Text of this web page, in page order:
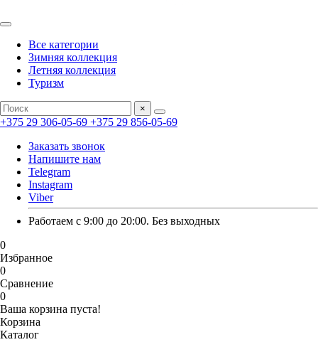
Все категории
Зимняя коллекция
Летняя коллекция
Туризм
×
+375 29 306-05-69 +375 29 856-05-69
Заказать звонок
Напишите нам
Telegram
Instagram
Viber
Работаем с 9:00 до 20:00. Без выходных
0
Избранное
0
Сравнение
0
Ваша корзина пуста!
Корзина
Каталог